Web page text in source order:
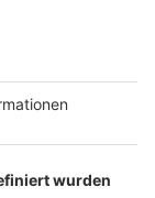
gesucht